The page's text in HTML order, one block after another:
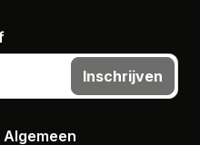
Inschrijven
Algemeen